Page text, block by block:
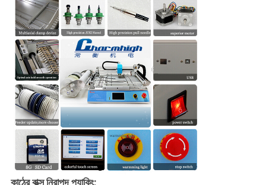
কাঠের বাক্স নিরাপদ প্যাকিং: